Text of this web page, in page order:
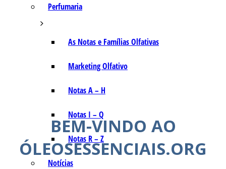
Perfumaria
As Notas e Famílias Olfativas
Marketing Olfativo
Notas A – H
Notas I – Q
Notas R – Z
Notícias
BEM-VINDO AO
ÓLEOSESSENCIAIS.ORG